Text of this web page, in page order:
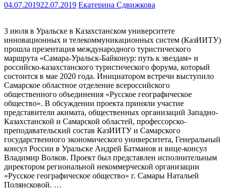
04.07.201922.07.2019 Екатерина Сдвижкова
3 июля в Уральске в Казахстанском университете
инновационных и телекоммуникационных систем (КазИИТУ)
прошла презентация международного туристического
маршрута «Самара-Уральск-Байконур: путь к звездам» и
российско-казахстанского туристического форума, который
состоится в мае 2020 года. Инициатором встречи выступило
Самарское областное отделение всероссийского
общественного объединения «Русское географическое
общество». В обсуждении проекта приняли участие
представители акимата, общественных организаций Западно-
Казахстанской и Самарской областей, профессорско-
преподавательский состав КазИИТУ и Самарского
государственного экономического университета, Генеральный
консул России в Уральске Андрей Батманов и вице-консул
Владимир Волков. Проект был представлен исполнительным
директором региональной некоммерческой организации
«Русское географическое общество» г. Самары Натальей
Полянсковой. …